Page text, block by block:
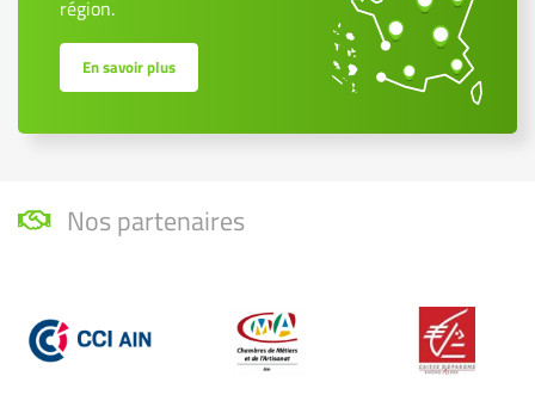
région.
En savoir plus
Nos partenaires